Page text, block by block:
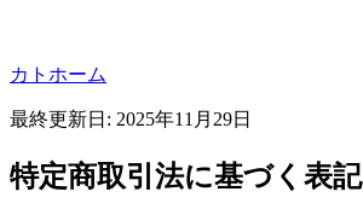
カトホーム
最終更新日: 2025年11月29日
特定商取引法に基づく表記